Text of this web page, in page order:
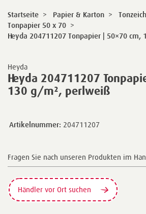
Heyda
Heyda 204711207
130 g/m², perlweiß
Startseite > Papier & Karton >
Tonpapier 50 x 70 >
Heyda 204711207 Tonpapier | 50×70
Artikelnummer: 204711207
Fragen Sie nach unseren Produkten im
Händler vor Ort suchen